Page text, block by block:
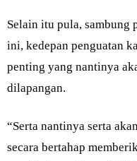
Selain itu pula, sambung
ini, kedepan penguatan
penting yang nantinya
dilapangan.
“Serta nantinya serta
secara bertahap